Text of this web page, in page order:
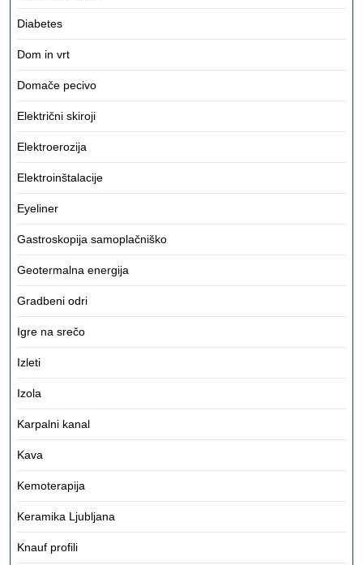
Diabetes
Dom in vrt
Domače pecivo
Električni skiroji
Elektroerozija
Elektroinštalacije
Eyeliner
Gastroskopija samoplačniško
Geotermalna energija
Gradbeni odri
Igre na srečo
Izleti
Izola
Karpalni kanal
Kava
Kemoterapija
Keramika Ljubljana
Knauf profili